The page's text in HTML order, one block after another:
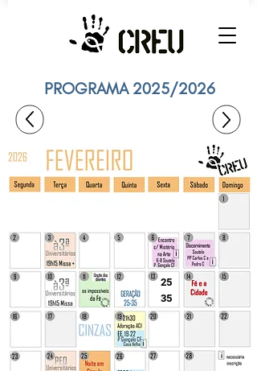
PROGRAMA 2025/2026
25
35​